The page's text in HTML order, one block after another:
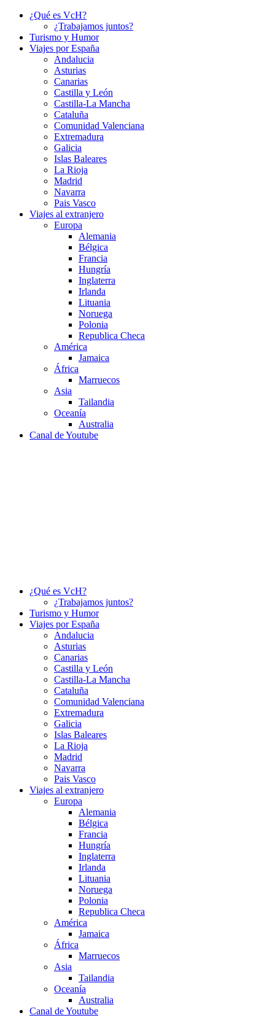
¿Qué es VcH?
¿Trabajamos juntos?
Turismo y Humor
Viajes por España
Andalucia
Asturias
Canarias
Castilla y León
Castilla-La Mancha
Cataluña
Comunidad Valenciana
Extremadura
Galicia
Islas Baleares
La Rioja
Madrid
Navarra
Pais Vasco
Viajes al extranjero
Europa
Alemania
Bélgica
Francia
Hungría
Inglaterra
Irlanda
Lituania
Noruega
Polonia
Republica Checa
América
Jamaica
África
Marruecos
Asia
Tailandia
Oceanía
Australia
Canal de Youtube
¿Qué es VcH?
¿Trabajamos juntos?
Turismo y Humor
Viajes por España
Andalucia
Asturias
Canarias
Castilla y León
Castilla-La Mancha
Cataluña
Comunidad Valenciana
Extremadura
Galicia
Islas Baleares
La Rioja
Madrid
Navarra
Pais Vasco
Viajes al extranjero
Europa
Alemania
Bélgica
Francia
Hungría
Inglaterra
Irlanda
Lituania
Noruega
Polonia
Republica Checa
América
Jamaica
África
Marruecos
Asia
Tailandia
Oceanía
Australia
Canal de Youtube